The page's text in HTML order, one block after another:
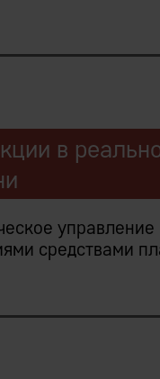
в
управление
средствами
платформа
либо все